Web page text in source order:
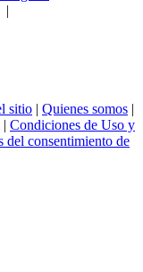
|
sitio | Quienes somos |
| Condiciones de Uso y
del consentimiento de